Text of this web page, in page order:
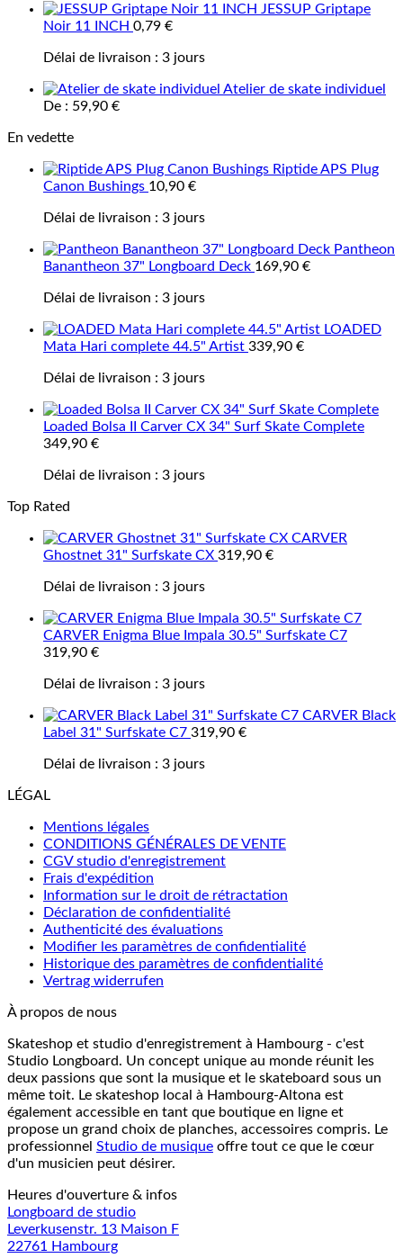
JESSUP Griptape
Noir 11 INCH 0,79 €
Délai de livraison : 3 jours
Atelier de skate individuel
De : 59,90 €
En vedette
Riptide APS Plug
Canon Bushings 10,90 €
Délai de livraison : 3 jours
Pantheon
Banantheon 37" Longboard Deck 169,90 €
Délai de livraison : 3 jours
LOADED
Mata Hari complete 44.5" Artist 339,90 €
Délai de livraison : 3 jours
Loaded Bolsa II Carver CX 34" Surf Skate Complete
349,90 €
Délai de livraison : 3 jours
Top Rated
CARVER
Ghostnet 31" Surfskate CX 319,90 €
Délai de livraison : 3 jours
CARVER Enigma Blue Impala 30.5" Surfskate C7
319,90 €
Délai de livraison : 3 jours
CARVER Black
Label 31" Surfskate C7 319,90 €
Délai de livraison : 3 jours
LÉGAL
Mentions légales
CONDITIONS GÉNÉRALES DE VENTE
CGV studio d'enregistrement
Frais d'expédition
Information sur le droit de rétractation
Déclaration de confidentialité
Authenticité des évaluations
Modifier les paramètres de confidentialité
Historique des paramètres de confidentialité
Vertrag widerrufen
À propos de nous
Skateshop et studio d'enregistrement à Hambourg - c'est
Studio Longboard. Un concept unique au monde réunit les
deux passions que sont la musique et le skateboard sous un
même toit. Le skateshop local à Hambourg-Altona est
également accessible en tant que boutique en ligne et
propose un grand choix de planches, accessoires compris. Le
professionnel Studio de musique offre tout ce que le cœur
d'un musicien peut désirer.
Heures d'ouverture & infos
Longboard de studio
Leverkusenstr. 13 Maison F
22761 Hambourg